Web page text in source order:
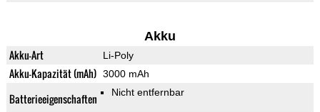
Akku
Akku-Art Li-Poly
Akku-Kapazität (mAh) 3000 mAh
Batterieeigenschaften Nicht entfernbar